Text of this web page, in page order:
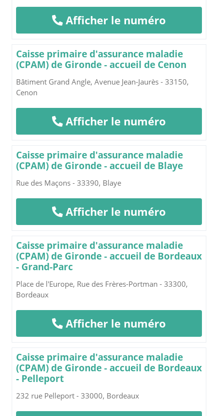
Afficher le numéro
Caisse primaire d'assurance maladie
(CPAM) de Gironde - accueil de Cenon
Bâtiment Grand Angle, Avenue Jean-Jaurès - 33150,
Cenon
Afficher le numéro
Caisse primaire d'assurance maladie
(CPAM) de Gironde - accueil de Blaye
Rue des Maçons - 33390, Blaye
Afficher le numéro
Caisse primaire d'assurance maladie
(CPAM) de Gironde - accueil de Bordeaux
- Grand-Parc
Place de l'Europe, Rue des Frères-Portman - 33300,
Bordeaux
Afficher le numéro
Caisse primaire d'assurance maladie
(CPAM) de Gironde - accueil de Bordeaux
- Pelleport
232 rue Pelleport - 33000, Bordeaux